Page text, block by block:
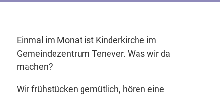
Einmal im Monat ist Kinderkirche im
Gemeindezentrum Tenever. Was wir da
machen?
Wir frühstücken gemütlich, hören eine